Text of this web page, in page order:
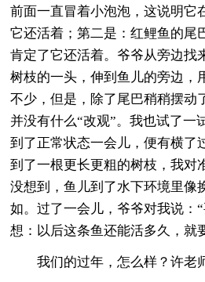
前面一直冒着小泡泡，这说明它
它还活着；第二是：红鲤鱼的尾
肯定了它还活着。爷爷从旁边找
树枝的一头，伸到鱼儿的旁边，
不少，但是，除了尾巴稍稍摆动
并没有什么“改观”。我也试了一
到了正常状态一会儿，便有横了
到了一根更长更粗的树枝，我对
没想到，鱼儿到了水下环境里像
如。过了一会儿，爷爷对我说：
想：以后这条鱼还能活多久，就
我们的过年，怎么样？许老